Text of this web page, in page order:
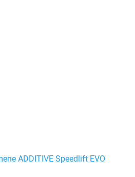
ADDITIVE Speedlift EVO